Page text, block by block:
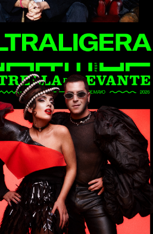
Ladilla Rusa